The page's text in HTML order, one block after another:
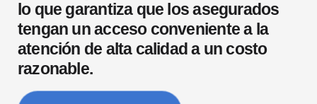
lo que garantiza que los asegurados
tengan un acceso conveniente a la
atención de alta calidad a un costo
razonable.